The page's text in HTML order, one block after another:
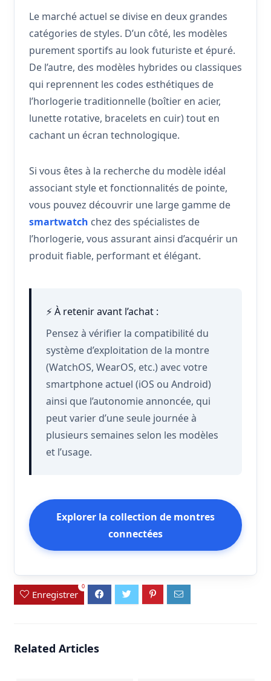
Le marché actuel se divise en deux grandes
catégories de styles. D’un côté, les modèles
purement sportifs au look futuriste et épuré.
De l’autre, des modèles hybrides ou classiques
qui reprennent les codes esthétiques de
l’horlogerie traditionnelle (boîtier en acier,
lunette rotative, bracelets en cuir) tout en
cachant un écran technologique.
Si vous êtes à la recherche du modèle idéal
associant style et fonctionnalités de pointe,
vous pouvez découvrir une large gamme de
smartwatch chez des spécialistes de
l’horlogerie, vous assurant ainsi d’acquérir un
produit fiable, performant et élégant.
⚡ À retenir avant l’achat :
Pensez à vérifier la compatibilité du
système d’exploitation de la montre
(WatchOS, WearOS, etc.) avec votre
smartphone actuel (iOS ou Android)
ainsi que l’autonomie annoncée, qui
peut varier d’une seule journée à
plusieurs semaines selon les modèles
et l’usage.
Explorer la collection de montres
connectées
Enregistrer
0
Related Articles